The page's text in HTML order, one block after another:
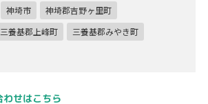
神埼市
神埼郡吉野ヶ里町
三養基郡上峰町
三養基郡みやき町